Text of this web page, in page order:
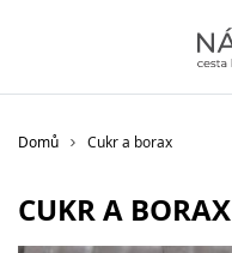
Domů Cukr a borax
CUKR A BORAX